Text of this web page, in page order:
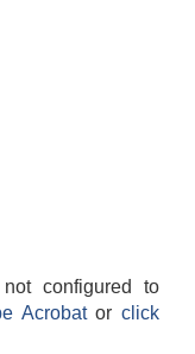
configured to
Acrobatorclick